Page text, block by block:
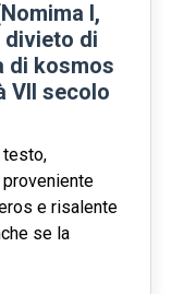
I,
divieto di
di kosmos
VII secolo
testo,
proveniente
e risalente
se la